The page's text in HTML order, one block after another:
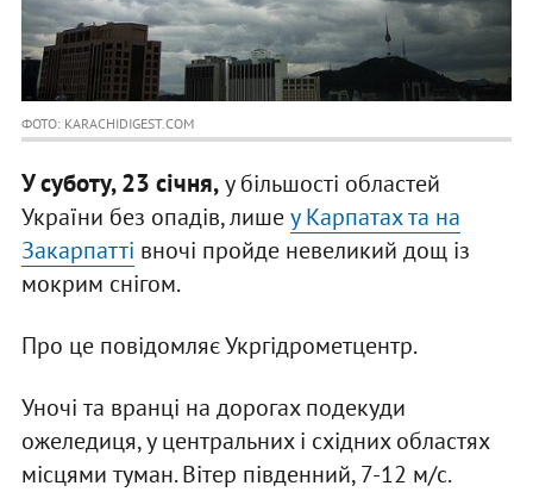
ФОТО: KARACHIDIGEST.COM
У суботу, 23 січня,у більшості областей
України без опадів, лишеу Карпатах та на
Закарпатті вночі пройде невеликий дощ із
мокрим снігом.
Про це повідомляє Укргідрометцентр.
Уночі та вранці на дорогах подекуди
ожеледиця, у центральних і східних областях
місцями туман. Вітер південний, 7-12 м/с.